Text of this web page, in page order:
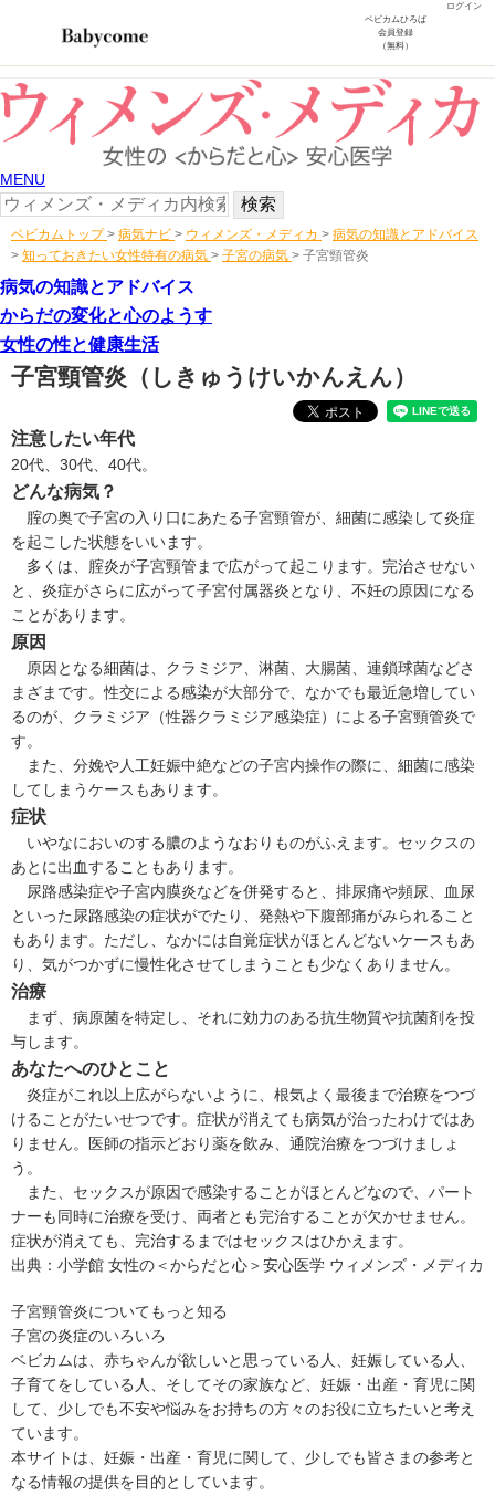
ログイン
ベビカムひろば
会員登録
（無料）
MENU
ベビカムトップ > 病気ナビ > ウィメンズ・メディカ > 病気の知識とアドバイス
> 知っておきたい女性特有の病気 > 子宮の病気 > 子宮頸管炎
病気の知識とアドバイス
からだの変化と心のようす
女性の性と健康生活
子宮頸管炎 （しきゅうけいかんえん）
注意したい年代
20代、30代、40代。
どんな病気？
腟の奥で子宮の入り口にあたる子宮頸管が、細菌に感染して炎症
を起こした状態をいいます。
多くは、 腟炎が子宮頸管まで広がって起こります。完治させない
と、炎症がさらに広がって子宮付属器炎となり、不妊の原因になる
ことがあります。
原因
原因となる細菌は、クラミジア、淋菌、大腸菌、連鎖球菌などさ
まざまです。性交による感染が大部分で、なかでも最近急増してい
るのが、クラミジア（性器クラミジア感染症）による子宮頸管炎で
す。
また、分娩や人工妊娠中絶などの子宮内操作の際に、細菌に感染
してしまうケースもあります。
症状
いやなにおいのする膿のようなおりものがふえます。セックスの
あとに出血することもあります。
尿路感染症や子宮内膜炎などを併発すると、排尿痛や頻尿、血尿
といった尿路感染の症状がでたり、発熱や下腹部痛がみられること
もあります。ただし、なかには自覚症状がほとんどないケースもあ
り、気がつかずに慢性化させてしまうことも少なくありません。
治療
まず、病原菌を特定し、それに効力のある抗生物質や抗菌剤を投
与します。
あなたへのひとこと
炎症がこれ以上広がらないように、根気よく最後まで治療をつづ
けることがたいせつです。症状が消えても病気が治ったわけではあ
りません。医師の指示どおり薬を飲み、通院治療をつづけましょ
う。
また、セックスが原因で感染することがほとんどなので、パート
ナーも同時に治療を受け、両者とも完治することが欠かせません。
症状が消えても、完治するまではセックスはひかえます。
出典： 小学館 女性の＜からだと心＞安心医学 ウィメンズ・メディカ
子宮頸管炎についてもっと知る
子宮の炎症のいろいろ
ベビカムは、赤ちゃんが欲しいと思っている人、妊娠している人、
子育てをしている人、そしてその家族など、妊娠・出産・育児に関
して、少しでも不安や悩みをお持ちの方々のお役に立ちたいと考え
ています。
本サイトは、妊娠・出産・育児に関して、少しでも皆さまの参考と
なる情報の提供を目的としています。